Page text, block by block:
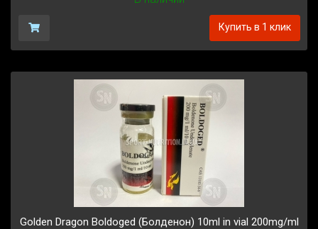
Купить в 1 клик
Golden Dragon Boldoged (Болденон) 10ml in vial 200mg/ml